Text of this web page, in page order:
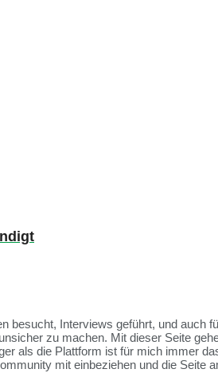
besucht, Interviews geführt, und
zu machen. Mit dieser Seite
als die Plattform ist für mich immer
mit einbeziehen und die Seite